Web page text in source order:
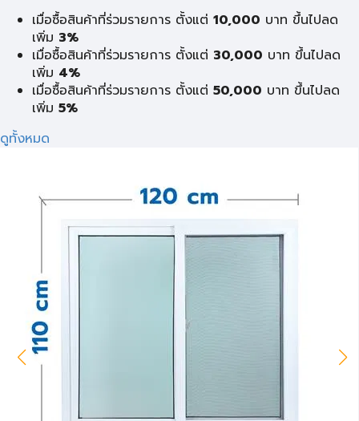
เมื่อซื้อสินค้าที่ร่วมรายการ ตั้งแต่ 10,000 บาท ขึ้นไปลด
เพิ่ม 3%
เมื่อซื้อสินค้าที่ร่วมรายการ ตั้งแต่ 30,000 บาท ขึ้นไปลด
เพิ่ม 4%
เมื่อซื้อสินค้าที่ร่วมรายการ ตั้งแต่ 50,000 บาท ขึ้นไปลด
เพิ่ม 5%
ดูทั้งหมด